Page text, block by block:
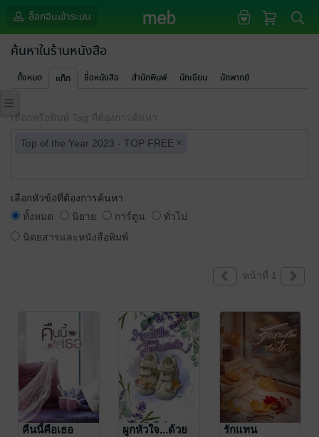
ล็อกอินเข้าระบบ
ค้นหาในร้านหนังสือ
ทั้งหมด แท็ก ชื่อหนังสือ สำนักพิมพ์ นักเขียน นักพากย์
เลือกหรือพิมพ์ Tag ที่ต้องการค้นหา
Top of the Year 2023 - TOP FREE ×
เลือกหัวข้อที่ต้องการค้นหา
ทั้งหมด
นิยาย การ์ตูน
ทั่วไป
นิตยสารและหนังสือพิมพ์
หน้าที่ 1
คืนนี้คือเธอ
ผูกหัวใจ...ด้วย
รักแทน